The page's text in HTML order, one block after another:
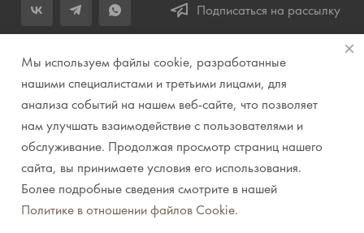
Подписаться на рассылку
+7 (343) 283-04-11
Заказать звонок
info@prirodazvuka.ru
620144, г. Екатеринбург, ул. Хохрякова, д. 98, салон 27, ТЦ
«Весенний», 2 этаж, Центральный вход с ул. Куйбышева
© 2007-2026 Компания "Природа звука" // Звук. Свет.
Видео. Комплексные решения. Музыкальные
Мы используем файлы cookie, разработанные
нашими специалистами и третьими лицами, для
анализа событий на нашем веб-сайте, что позволяет
нам улучшать взаимодействие с пользователями и
обслуживание. Продолжая просмотр страниц нашего
сайта, вы принимаете условия его использования.
Более подробные сведения смотрите в нашей
Политике в отношении файлов Cookie.